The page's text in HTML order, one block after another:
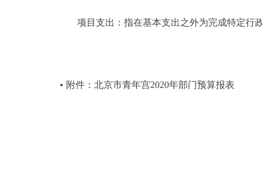
项目支出：指在基本支出之外为完成特定行
附件：北京市青年宫2020年部门预算报表